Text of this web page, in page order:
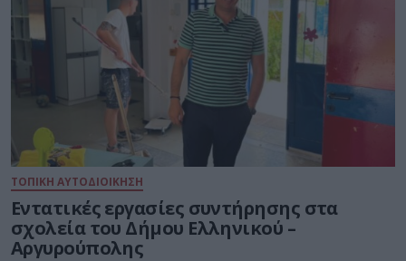
ΤΟΠΙΚΗ ΑΥΤΟΔΙΟΙΚΗΣΗ
Εντατικές εργασίες συντήρησης στα
σχολεία του Δήμου Ελληνικού –
Αργυρούπολης